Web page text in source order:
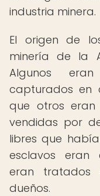
industria minera.
El origen de
minería de la
Algunos
capturados en
que otros eran
vendidas por
libres que
esclavos eran
eran tratados
dueños.